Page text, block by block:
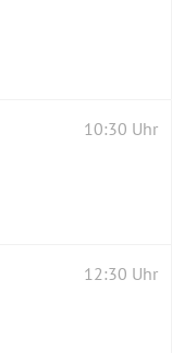
10:30 Uhr
12:30 Uhr